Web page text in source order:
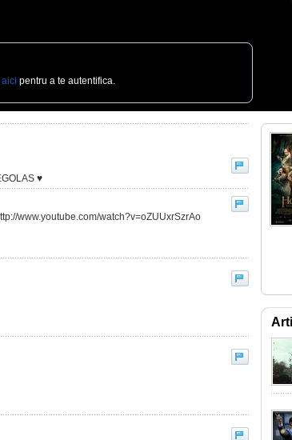
aici pentru a te autentifica.
♥
www.youtube.com/watch?v=oZUUxrSzrAo